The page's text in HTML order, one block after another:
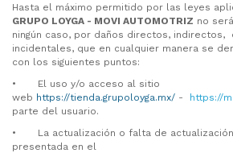
Hasta el máximo permitido por las leyes
GRUPO LOYGA - MOVI AUTOMOTRIZ no
ningún caso, por daños directos, indirectos,
incidentales, que en cualquier manera se
con los siguientes puntos:
•
El uso y/o acceso al sitio
web https://tienda.grupoloyga.mx/ - https://
parte del usuario.
•
La actualización o falta de
presentada en el